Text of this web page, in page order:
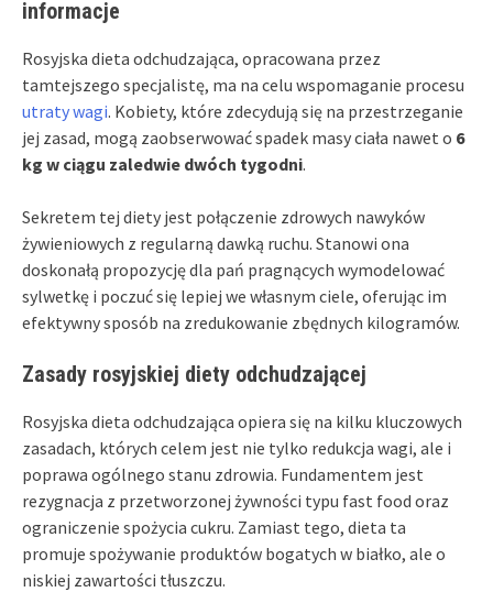
informacje
Rosyjska dieta odchudzająca, opracowana przez
tamtejszego specjalistę, ma na celu wspomaganie procesu
utraty wagi. Kobiety, które zdecydują się na przestrzeganie
jej zasad, mogą zaobserwować spadek masy ciała nawet o 6
kg w ciągu zaledwie dwóch tygodni.
Sekretem tej diety jest połączenie zdrowych nawyków
żywieniowych z regularną dawką ruchu. Stanowi ona
doskonałą propozycję dla pań pragnących wymodelować
sylwetkę i poczuć się lepiej we własnym ciele, oferując im
efektywny sposób na zredukowanie zbędnych kilogramów.
Zasady rosyjskiej diety odchudzającej
Rosyjska dieta odchudzająca opiera się na kilku kluczowych
zasadach, których celem jest nie tylko redukcja wagi, ale i
poprawa ogólnego stanu zdrowia. Fundamentem jest
rezygnacja z przetworzonej żywności typu fast food oraz
ograniczenie spożycia cukru. Zamiast tego, dieta ta
promuje spożywanie produktów bogatych w białko, ale o
niskiej zawartości tłuszczu.